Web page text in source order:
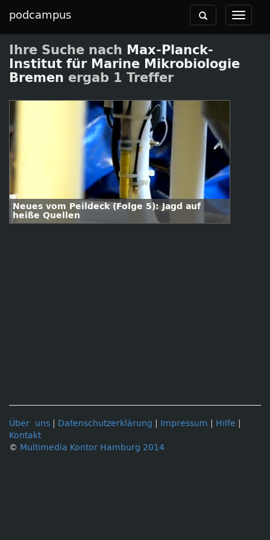
podcampus
Toggle
Toggle
navigation
Ihre Suche nach Max-Planck-
Institut für Marine Mikrobiologie
Bremen ergab 1 Treffer
Neues vom Peildeck (Folge 5): Jagd auf
heiße Quellen
Über uns Datenschutzerklärung Impressum Hilfe
Kontakt
© Multimedia Kontor Hamburg 2014